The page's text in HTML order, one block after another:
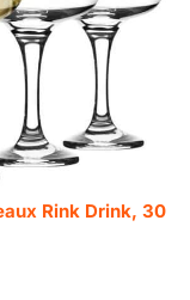
Rink Drink, 30